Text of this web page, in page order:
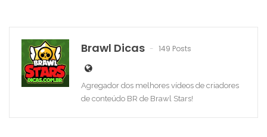
Brawl Dicas 149 Posts
Agregador dos melhores vídeos de criadores
de conteúdo BR de Brawl Stars!